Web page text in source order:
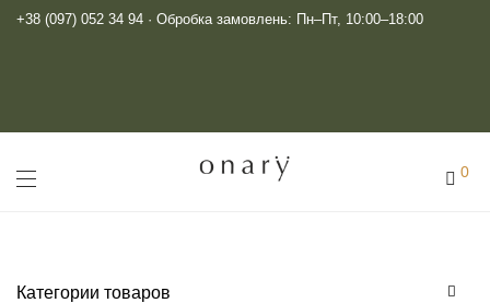
+38 (097) 052 34 94 · Обробка замовлень: Пн–Пт, 10:00–18:00
0
Категории товаров